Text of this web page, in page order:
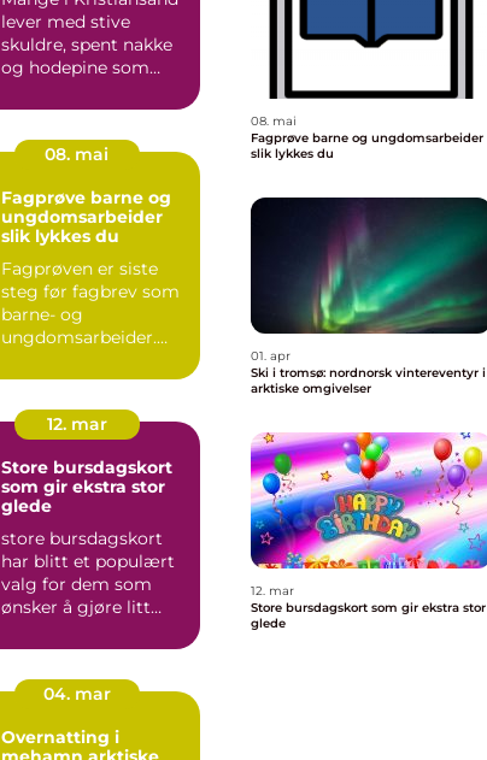
lever med stive
skuldre, spent nakke
og hodepine som
igjen. Lan...
08. mai
Fagprøve barne og
ungdomsarbeider
slik lykkes du
Fagprøven er siste
steg før fagbrev som
barne- og
ungdomsarbeider.
både spennende...
12. mar
Store bursdagskort
som gir ekstra stor
glede
store bursdagskort
har blitt et populært
valg for dem som
ønsker å gjøre litt
bursdagsh...
04. mar
Overnatting i
08. mai
Fagprøve barne og ungdomsarbeider
slik lykkes du
01. apr
Ski i tromsø: nordnorsk vintereventyr i
arktiske omgivelser
12. mar
Store bursdagskort som gir ekstra stor
glede